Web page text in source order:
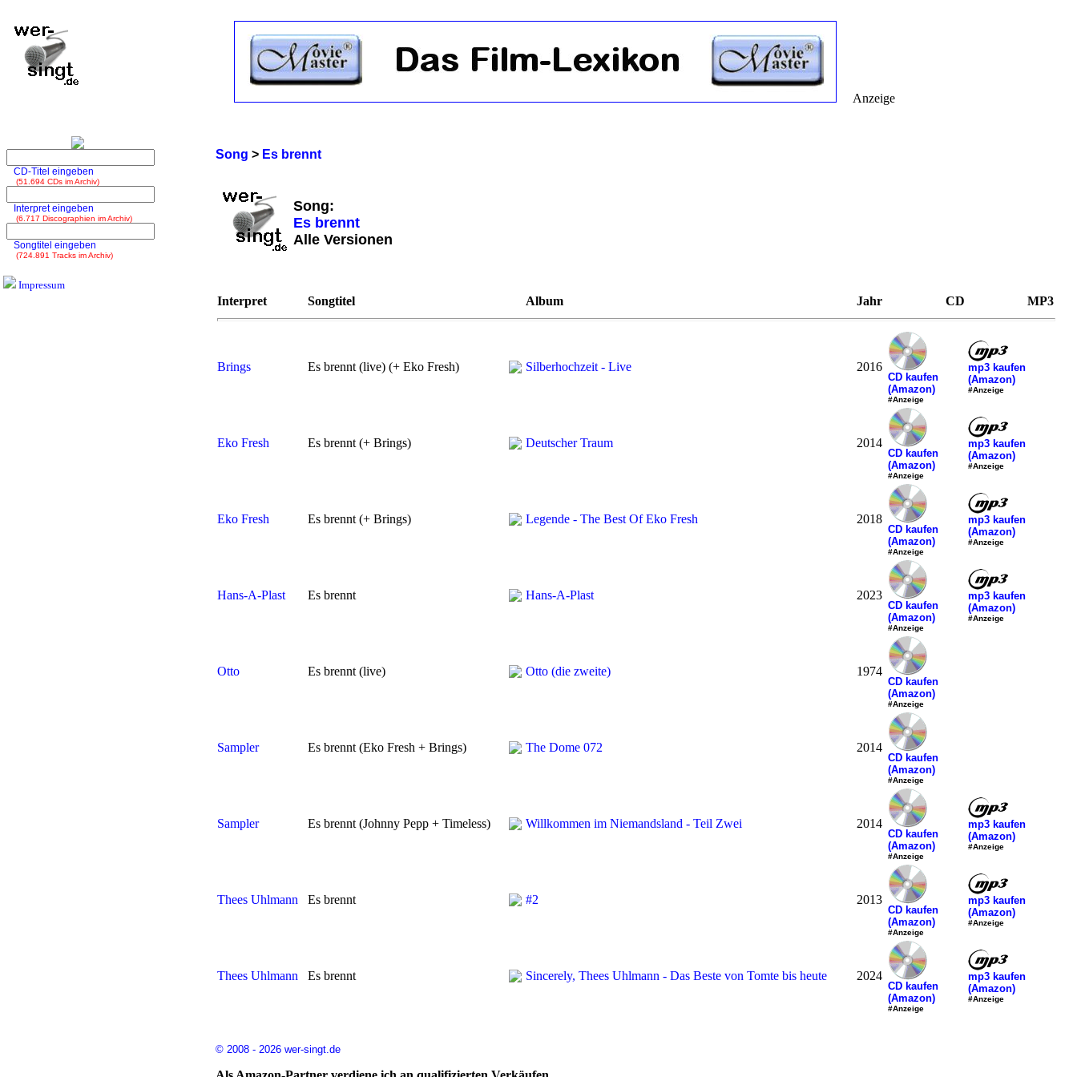
Song > Es brennt
Song:
Es brennt
Alle Versionen
Interpret Songtitel Album Jahr CD MP3
Brings Es brennt (live) (+ Eko Fresh) Silberhochzeit - Live 2016
CD kaufen
(Amazon)
#Anzeige
mp3 kaufen
(Amazon)
#Anzeige
Eko Fresh Es brennt (+ Brings) Deutscher Traum 2014
CD kaufen
(Amazon)
#Anzeige
mp3 kaufen
(Amazon)
#Anzeige
Eko Fresh Es brennt (+ Brings) Legende - The Best Of Eko Fresh 2018
CD kaufen
(Amazon)
#Anzeige
mp3 kaufen
(Amazon)
#Anzeige
Hans-A-Plast Es brennt Hans-A-Plast 2023
CD kaufen
(Amazon)
#Anzeige
mp3 kaufen
(Amazon)
#Anzeige
Otto Es brennt (live) Otto (die zweite) 1974
CD kaufen
(Amazon)
#Anzeige
Sampler Es brennt (Eko Fresh + Brings) The Dome 072 2014
CD kaufen
(Amazon)
#Anzeige
Sampler Es brennt (Johnny Pepp + Timeless) Willkommen im Niemandsland - Teil Zwei 2014
CD kaufen
(Amazon)
#Anzeige
mp3 kaufen
(Amazon)
#Anzeige
Thees Uhlmann Es brennt #2 2013
CD kaufen
(Amazon)
#Anzeige
mp3 kaufen
(Amazon)
#Anzeige
Thees Uhlmann Es brennt Sincerely, Thees Uhlmann - Das Beste von Tomte bis heute 2024
CD kaufen
(Amazon)
#Anzeige
mp3 kaufen
(Amazon)
#Anzeige
© 2008 - 2026 wer-singt.de
Anzeige
CD-Titel eingeben
(51.694 CDs im Archiv)
Interpret eingeben
(6.717 Discographien im Archiv)
Songtitel eingeben
(724.891 Tracks im Archiv)
Impressum